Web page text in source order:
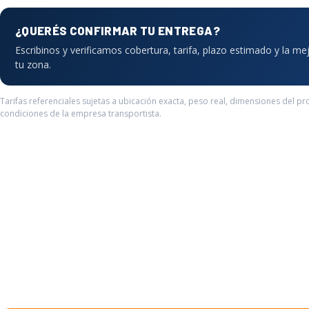
¿QUERÉS CONFIRMAR TU ENTREGA?
Escribinos y verificamos cobertura, tarifa, plazo estimado y la
tu zona.
Tarifas referenciales sujetas a ubicación exacta, peso real, dimensiones del
condiciones de la empresa transportista.